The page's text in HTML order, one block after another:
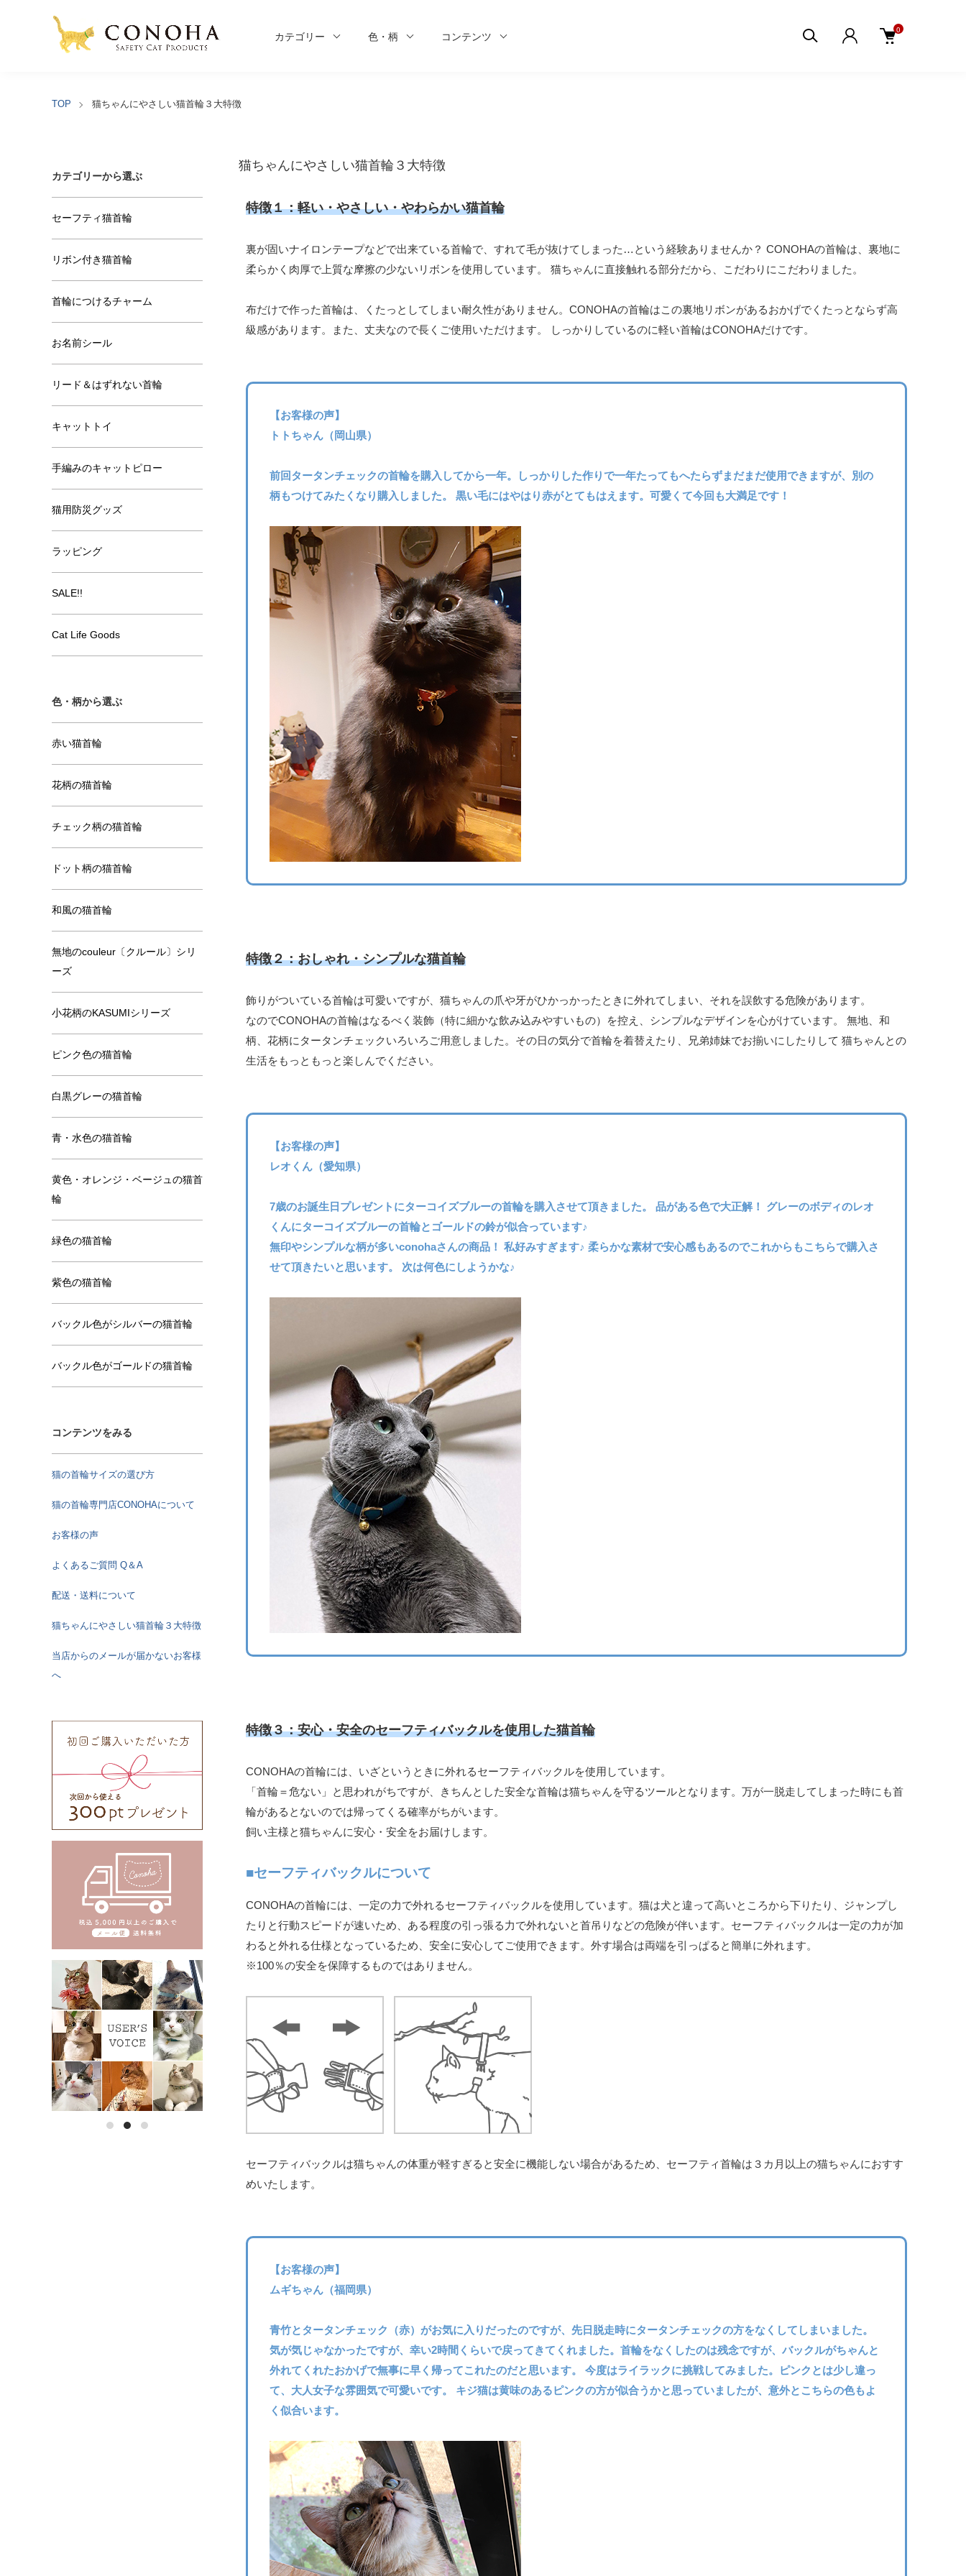
カテゴリー 色・柄 コンテンツ 0
TOP 猫ちゃんにやさしい猫首輪３大特徴
猫ちゃんにやさしい猫首輪３大特徴
特徴１：軽い・やさしい・やわらかい猫首輪
裏が固いナイロンテープなどで出来ている首輪で、すれて毛が抜けてしまった…という経験ありませんか？ CONOHAの首輪は、裏地に
柔らかく肉厚で上質な摩擦の少ないリボンを使用しています。 猫ちゃんに直接触れる部分だから、こだわりにこだわりました。
布だけで作った首輪は、くたっとしてしまい耐久性がありません。CONOHAの首輪はこの裏地リボンがあるおかげでくたっとならず高
級感があります。また、丈夫なので長くご使用いただけます。 しっかりしているのに軽い首輪はCONOHAだけです。
【お客様の声】
トトちゃん（岡山県）
前回タータンチェックの首輪を購入してから一年。しっかりした作りで一年たってもへたらずまだまだ使用できますが、別の
柄もつけてみたくなり購入しました。 黒い毛にはやはり赤がとてもはえます。可愛くて今回も大満足です！
特徴２：おしゃれ・シンプルな猫首輪
飾りがついている首輪は可愛いですが、猫ちゃんの爪や牙がひかっかったときに外れてしまい、それを誤飲する危険があります。
なのでCONOHAの首輪はなるべく装飾（特に細かな飲み込みやすいもの）を控え、シンプルなデザインを心がけています。 無地、和
柄、花柄にタータンチェックいろいろご用意しました。その日の気分で首輪を着替えたり、兄弟姉妹でお揃いにしたりして 猫ちゃんとの
生活をもっともっと楽しんでください。
【お客様の声】
レオくん（愛知県）
7歳のお誕生日プレゼントにターコイズブルーの首輪を購入させて頂きました。 品がある色で大正解！ グレーのボディのレオ
くんにターコイズブルーの首輪とゴールドの鈴が似合っています♪
無印やシンプルな柄が多いconohaさんの商品！ 私好みすぎます♪ 柔らかな素材で安心感もあるのでこれからもこちらで購入さ
せて頂きたいと思います。 次は何色にしようかな♪
特徴３：安心・安全のセーフティバックルを使用した猫首輪
CONOHAの首輪には、いざというときに外れるセーフティバックルを使用しています。
「首輪＝危ない」と思われがちですが、きちんとした安全な首輪は猫ちゃんを守るツールとなります。万が一脱走してしまった時にも首
輪があるとないのでは帰ってくる確率がちがいます。
飼い主様と猫ちゃんに安心・安全をお届けします。
■セーフティバックルについて
CONOHAの首輪には、一定の力で外れるセーフティバックルを使用しています。猫は犬と違って高いところから下りたり、ジャンプし
たりと行動スピードが速いため、ある程度の引っ張る力で外れないと首吊りなどの危険が伴います。セーフティバックルは一定の力が加
わると外れる仕様となっているため、安全に安心してご使用できます。外す場合は両端を引っぱると簡単に外れます。
※100％の安全を保障するものではありません。
セーフティバックルは猫ちゃんの体重が軽すぎると安全に機能しない場合があるため、セーフティ首輪は３カ月以上の猫ちゃんにおすす
めいたします。
【お客様の声】
ムギちゃん（福岡県）
青竹とタータンチェック（赤）がお気に入りだったのですが、先日脱走時にタータンチェックの方をなくしてしまいました。
気が気じゃなかったですが、幸い2時間くらいで戻ってきてくれました。首輪をなくしたのは残念ですが、バックルがちゃんと
外れてくれたおかげで無事に早く帰ってこれたのだと思います。 今度はライラックに挑戦してみました。ピンクとは少し違っ
て、大人女子な雰囲気で可愛いです。 キジ猫は黄味のあるピンクの方が似合うかと思っていましたが、意外とこちらの色もよ
く似合います。
カテゴリーから選ぶ
セーフティ猫首輪
リボン付き猫首輪
首輪につけるチャーム
お名前シール
リード＆はずれない首輪
キャットトイ
手編みのキャットピロー
猫用防災グッズ
ラッピング
SALE!!
Cat Life Goods
色・柄から選ぶ
赤い猫首輪
花柄の猫首輪
チェック柄の猫首輪
ドット柄の猫首輪
和風の猫首輪
無地のcouleur〔クルール〕シリ
ーズ
小花柄のKASUMIシリーズ
ピンク色の猫首輪
白黒グレーの猫首輪
青・水色の猫首輪
黄色・オレンジ・ベージュの猫首
輪
緑色の猫首輪
紫色の猫首輪
バックル色がシルバーの猫首輪
バックル色がゴールドの猫首輪
コンテンツをみる
猫の首輪サイズの選び方
猫の首輪専門店CONOHAについて
お客様の声
よくあるご質問 Q＆A
配送・送料について
猫ちゃんにやさしい猫首輪３大特徴
当店からのメールが届かないお客様
へ